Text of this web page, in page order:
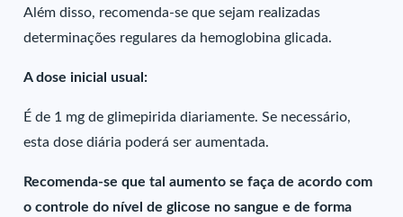
Além disso, recomenda-se que sejam realizadas
determinações regulares da hemoglobina glicada.
A dose inicial usual:
É de 1 mg de glimepirida diariamente. Se necessário,
esta dose diária poderá ser aumentada.
Recomenda-se que tal aumento se faça de acordo com
o controle do nível de glicose no sangue e de forma